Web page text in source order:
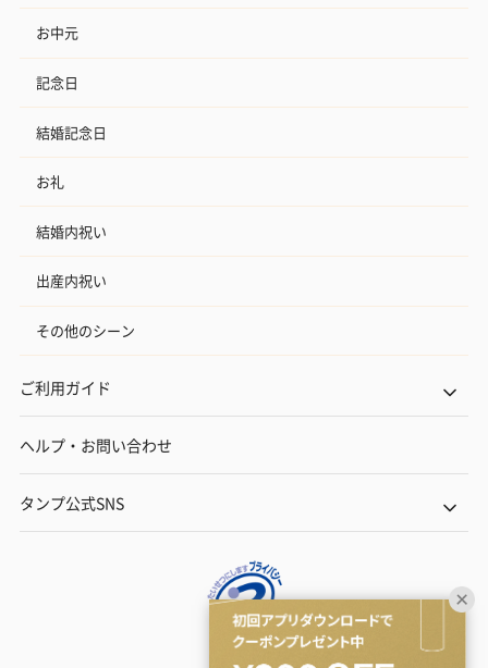
お中元
記念日
結婚記念日
お礼
結婚内祝い
出産内祝い
その他のシーン
ご利用ガイド
ヘルプ・お問い合わせ
タンプ公式SNS